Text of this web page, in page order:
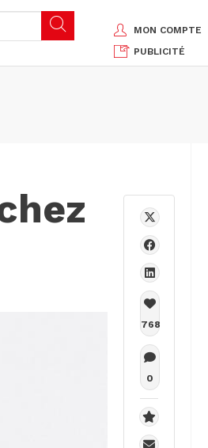
MON COMPTE
PUBLICITÉ
768
0